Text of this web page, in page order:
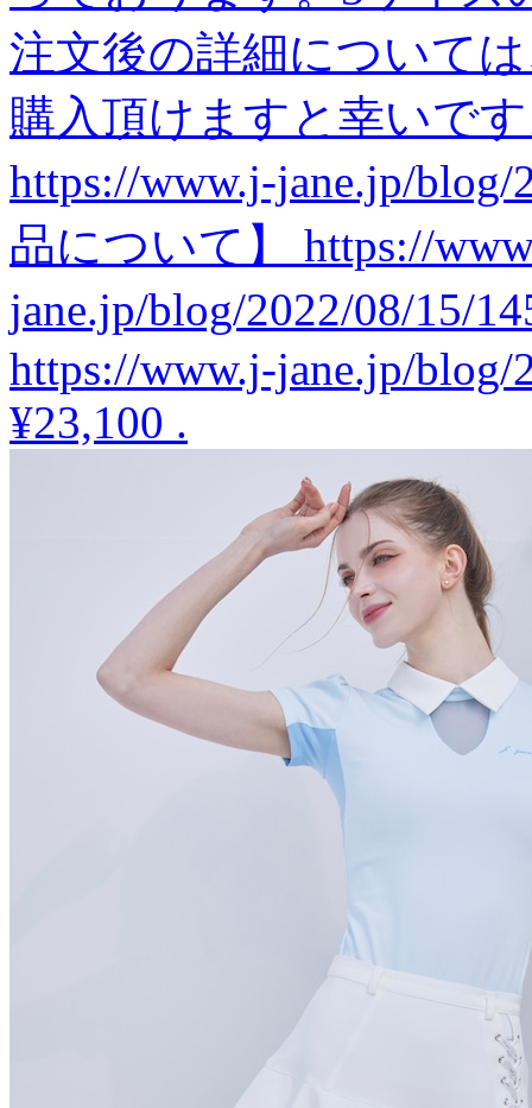
注文後の詳細について
購入頂けますと幸いで
https://www.j-jane.jp/
品について】 https://
jane.jp/blog/2022/08/15/
https://www.j-jane.jp/blog/
¥23,100 .